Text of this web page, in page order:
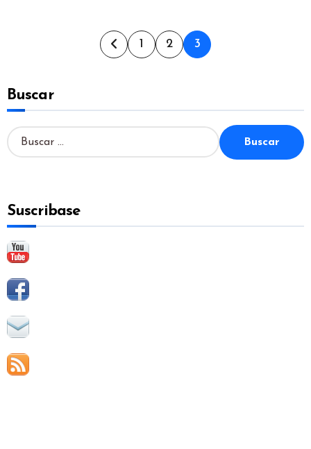
Paginación
entradas
1 2 3
Buscar
B
u
r
:
Suscribase